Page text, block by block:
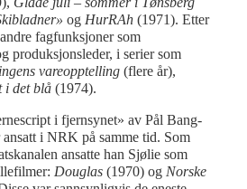
og HurRAh (1971). Etter
fagfunksjoner som
produksjonsleder, i serier som
vareopptelling (flere år),
i det blå (1974).
i fjernsynet» av Pål Bang-
ansatt i NRK på samme tid. Som
ansatte han Sjølie som
Douglas (1970) og Norske